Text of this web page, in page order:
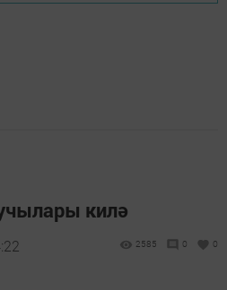
килә
2585 0 0